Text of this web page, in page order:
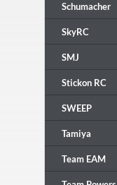
Schumacher
SkyRC
SMJ
Stickon RC
SWEEP
Tamiya
Team EAM